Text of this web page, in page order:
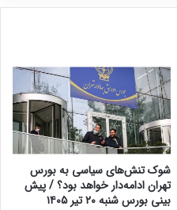
شوک تنش‌های سیاسی به بورس
تهران ادامه‌دار خواهد بود؟ / پیش
بینی بورس شنبه ۲۰ تیر ۱۴۰۵